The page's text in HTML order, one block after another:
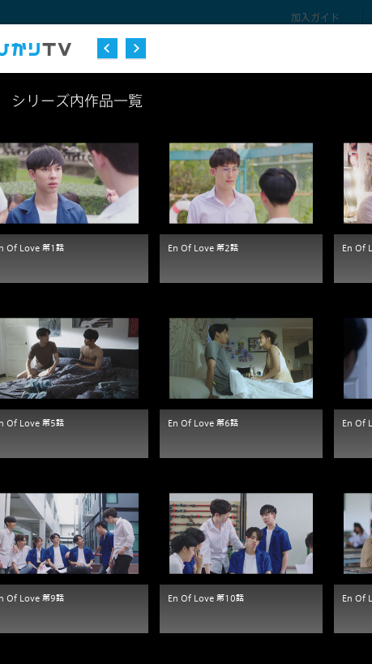
加入ガイド
オ
シリーズ内作品一覧
Of Love 第1話 En Of Love 第2話 En Of
Of Love 第5話 En Of Love 第6話 En Of
Of Love 第9話 En Of Love 第10話 En Of